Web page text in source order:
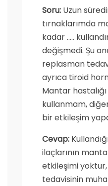
Soru: Uzun
tırnaklarımda
kadar …..
değişmedi. Şu
replasman
ayrıca tiroid
Mantar
kullanmam,
bir etkileşim
Cevap:
ilaçlarının
etkileşimi
tedavisinin